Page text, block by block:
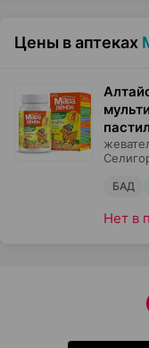
Цены в аптеках
БАД
Нет в